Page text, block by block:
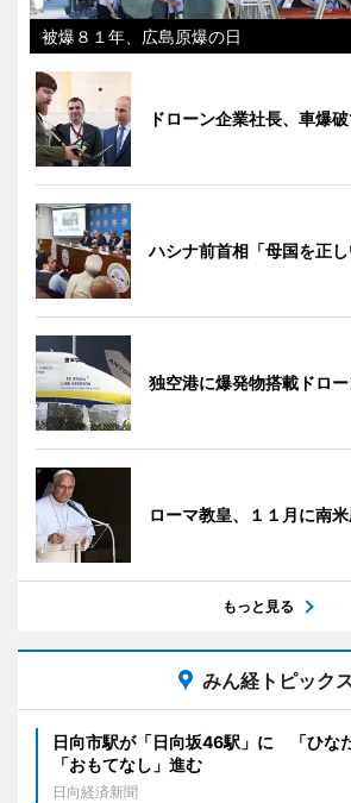
被爆８１年、広島原爆の日
ドローン企業社長、車爆
ハシナ前首相「母国を正し
独空港に爆発物搭載ドロ
ローマ教皇、１１月に南
もっと見る
みん経トピック
日向市駅が「日向坂46駅」に 「ひな
「おもてなし」進む
日向経済新聞